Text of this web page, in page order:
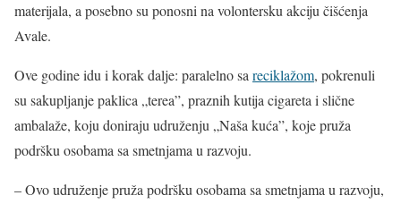
materijala, a posebno su ponosni na volontersku akciju čišćenja
Avale.
Ove godine idu i korak dalje: paralelno sa reciklažom, pokrenuli
su sakupljanje paklica „terea”, praznih kutija cigareta i slične
ambalaže, koju doniraju udruženju „Naša kuća”, koje pruža
podršku osobama sa smetnjama u razvoju.
– Ovo udruženje pruža podršku osobama sa smetnjama u razvoju,